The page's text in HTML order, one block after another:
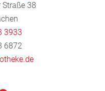
38
3933
6872